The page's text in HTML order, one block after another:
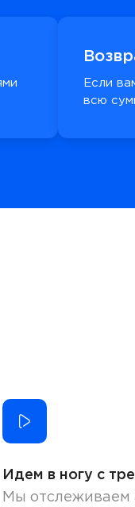
Если
всю
Идем в ногу с
Мы отслеживаем